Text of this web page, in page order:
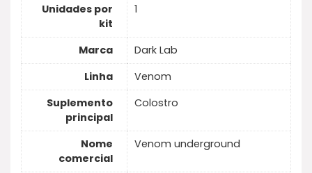
Unidades por
kit
1
Marca
Dark Lab
Linha
Venom
Suplemento
principal
Colostro
Nome
comercial
Venom underground